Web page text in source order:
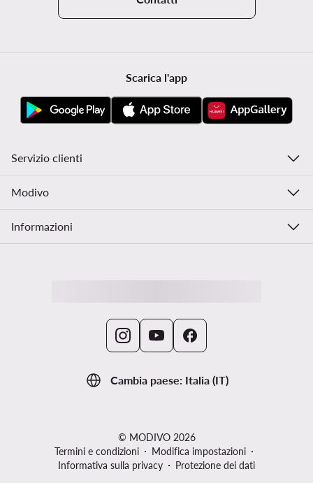
Cambia paese: Italia (IT)
Scarica l'app
Servizio clienti
Modivo
Informazioni
© MODIVO 2026
Termini e condizioni
Modifica impostazioni
Informativa sulla privacy
Protezione dei dati